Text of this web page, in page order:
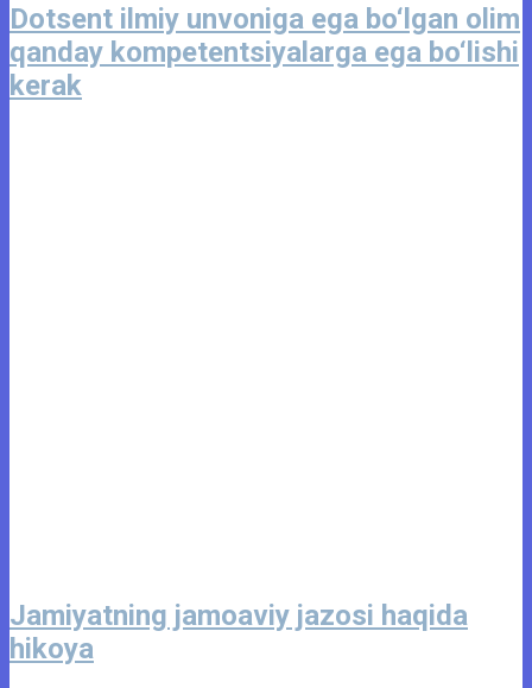
Dotsent ilmiy unvoniga ega bo‘lgan olim
qanday kompetentsiyalarga ega bo‘lishi
kerak
Jamiyatning jamoaviy jazosi haqida
hikoya